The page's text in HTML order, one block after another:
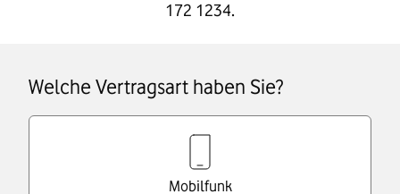
172 1234.
Welche Vertragsart haben Sie?
Mobilfunk